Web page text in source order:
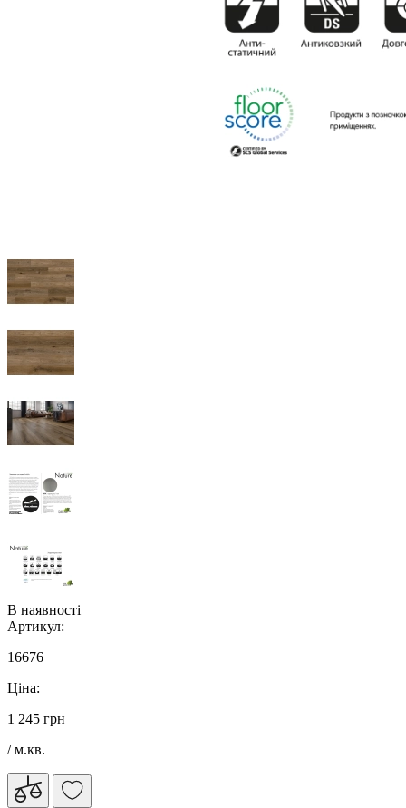
В наявності
Артикул:
16676
Ціна:
1 245 грн
/ м.кв.